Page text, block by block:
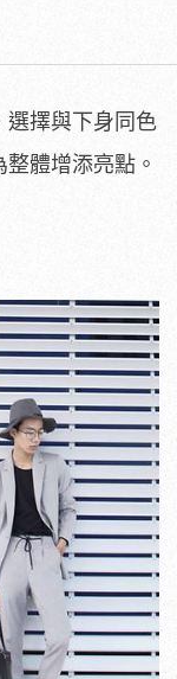
擇與下身同色
體增添亮點。